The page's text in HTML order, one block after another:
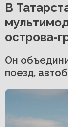
В
острова-
Он
поезд,